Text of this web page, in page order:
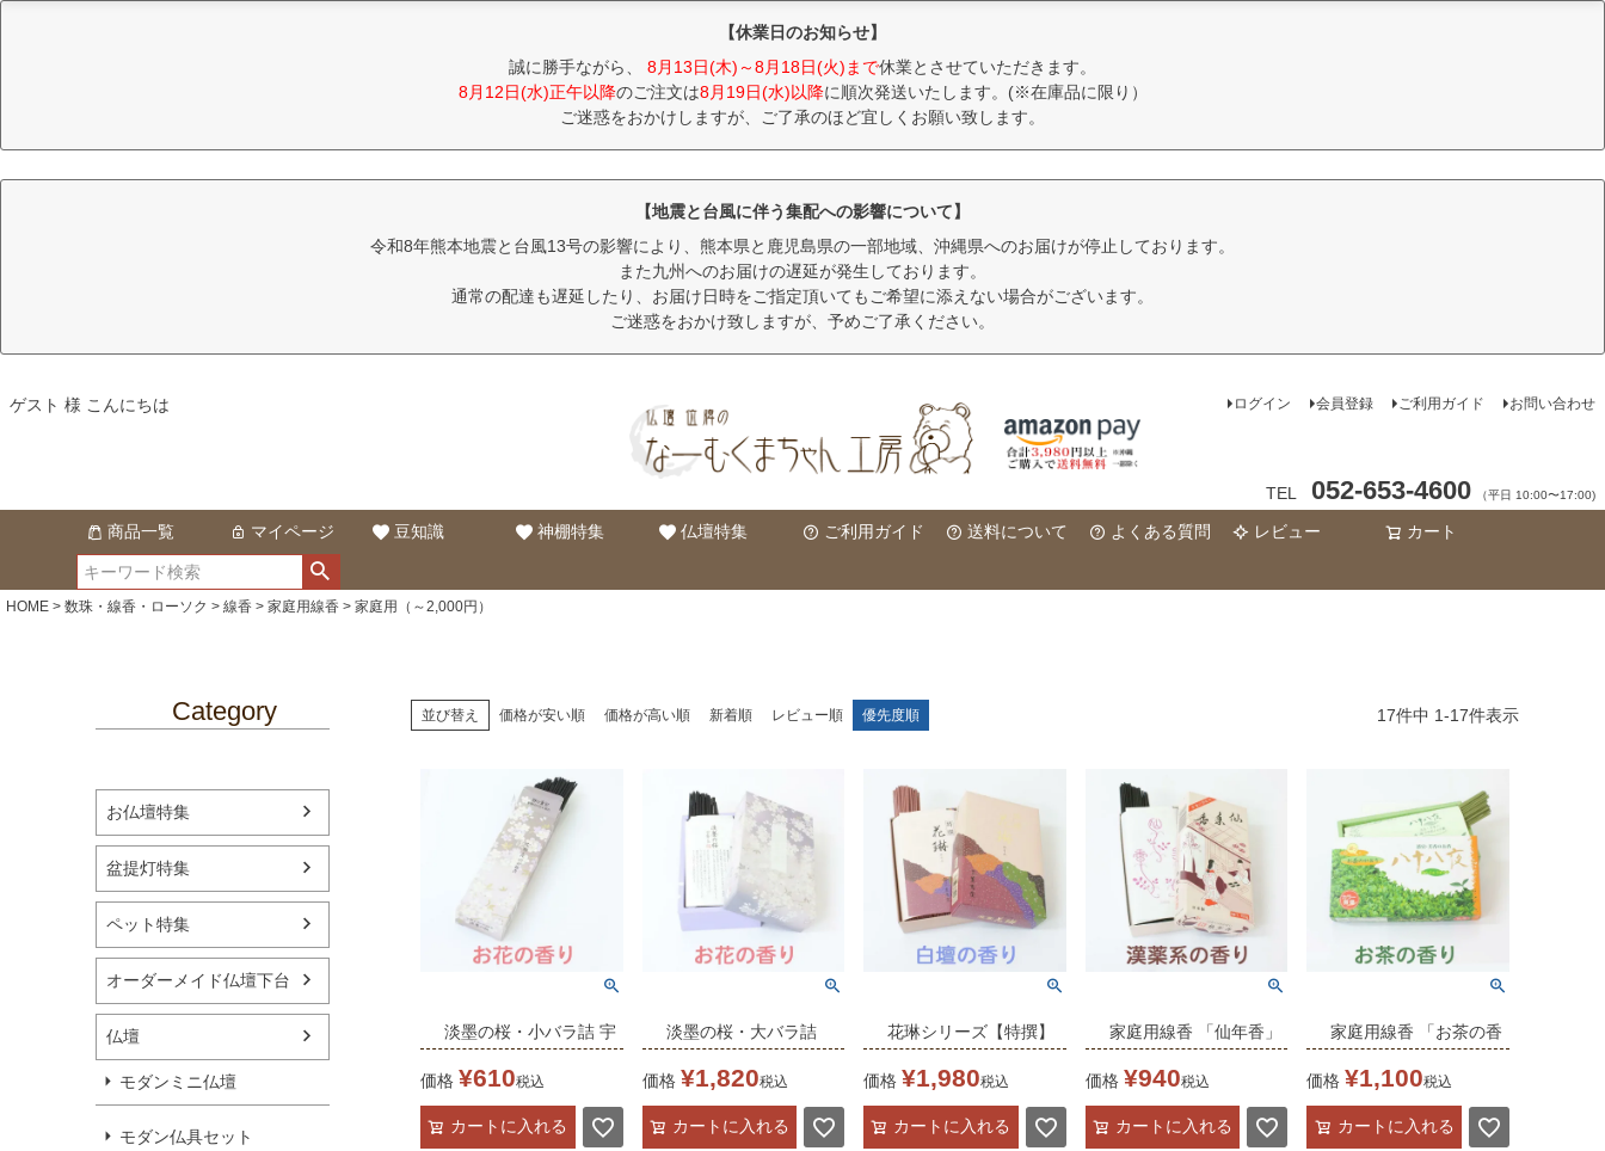
【休業日のお知らせ】
誠に勝手ながら、 8月13日(木)～8月18日(火)まで休業とさせていただきます。
8月12日(水)正午以降のご注文は8月19日(水)以降に順次発送いたします。(※在庫品に限り）
ご迷惑をおかけしますが、ご了承のほど宜しくお願い致します。
【地震と台風に伴う集配への影響について】
令和8年熊本地震と台風13号の影響により、熊本県と鹿児島県の一部地域、沖縄県へのお届けが停止しております。
また九州へのお届けの遅延が発生しております。
通常の配達も遅延したり、お届け日時をご指定頂いてもご希望に添えない場合がございます。
ご迷惑をおかけ致しますが、予めご了承ください。
ゲスト 様 こんにちは ログイン 会員登録 ご利用ガイド お問い合わせ
TEL 052-653-4600 （平日 10:00〜17:00)
商品一覧 マイページ 豆知識 神棚特集 仏壇特集 ご利用ガイド 送料について よくある質問 レビュー カート
HOME 数珠・線香・ローソク 線香 家庭用線香 家庭用（～2,000円）
Category
お仏壇特集
盆提灯特集
ペット特集
オーダーメイド仏壇下台
仏壇
モダンミニ仏壇
モダン仏具セット
並び替え 価格が安い順 価格が高い順 新着順 レビュー順 優先度順 17件中 1-17件表示
淡墨の桜・小バラ詰 宇
野千代のお線香
家庭用線香
価格 ¥610税込
カートに入れる
淡墨の桜・大バラ詰
【宇野千代のお線香】
【家庭用線香】
価格 ¥1,820税込
カートに入れる
花琳シリーズ【特撰】
【家庭用線香】【香煙
線香】
優雅な香り 大バラ
価格 ¥1,980税込
カートに入れる
家庭用線香 「仙年香」
大バラ
価格 ¥940税込
カートに入れる
家庭用線香 「お茶の香
り」 バラ詰 八十八夜
価格 ¥1,100税込
カートに入れる